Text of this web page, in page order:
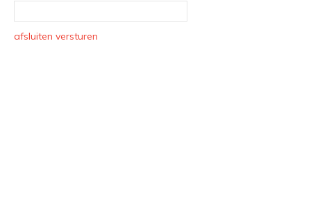
afsluiten versturen